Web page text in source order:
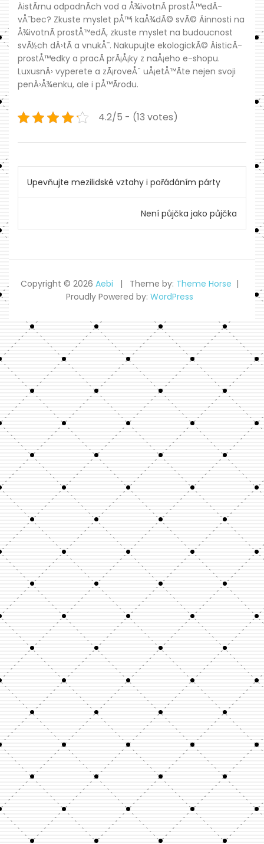
ÄistÃ­rnu odpadnÃ­ch vod a Å¾ivotnÃ­ prostÅ™edÃ­
vÅ¯bec? Zkuste myslet pÅ™i kaÅ¾dÃ© svÃ© Äinnosti na
Å¾ivotnÃ­ prostÅ™edÃ­, zkuste myslet na budoucnost
svÃ½ch dÄ›tÃ­ a vnukÅ¯. Nakupujte ekologickÃ© ÄisticÃ­
prostÅ™edky a pracÃ­ prÃ¡Å¡ky z naÅ¡eho e-shopu.
LuxusnÄ› vyperete a zÃ¡roveÅˆ uÅ¡etÅ™Ã­te nejen svoji
penÄ›Å¾enku, ale i pÅ™Ã­rodu.
4.2/5 - (13 votes)
Navigace
pro
příspěvek
Upevňujte mezilidské vztahy i pořádáním párty
Není půjčka jako půjčka
Copyright © 2026 Aebi Theme by: Theme Horse
Proudly Powered by: WordPress